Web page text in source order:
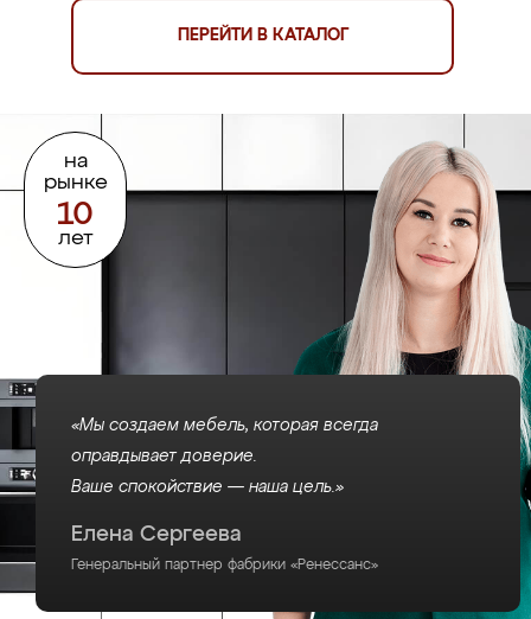
на
рынке
10
лет
ПЕРЕЙТИ В КАТАЛОГ
«Мы создаем мебель, которая всегда
оправдывает доверие.
Ваше спокойствие — наша цель.»
Елена Сергеева
Генеральный партнер фабрики «Ренессанс»